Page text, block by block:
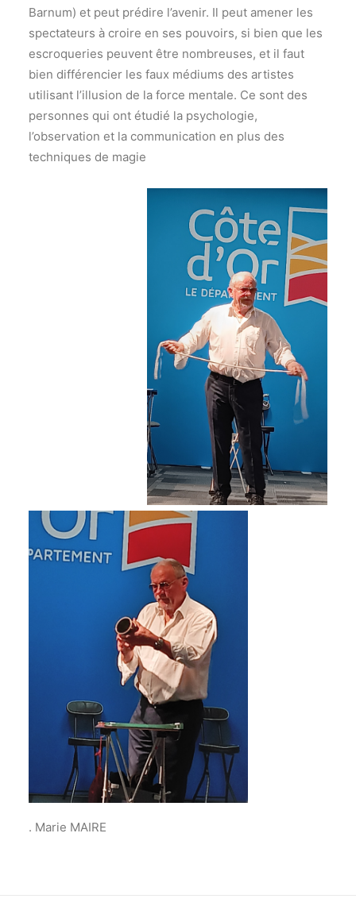
Barnum) et peut prédire l’avenir. Il peut amener les
spectateurs à croire en ses pouvoirs, si bien que les
escroqueries peuvent être nombreuses, et il faut
bien différencier les faux médiums des artistes
utilisant l’illusion de la force mentale. Ce sont des
personnes qui ont étudié la psychologie,
l’observation et la communication en plus des
techniques de magie
. Marie MAIRE